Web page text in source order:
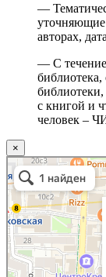
—
уточняющие
авторах,
— С
библиотека,
с книгой и
человек –
×
Москва
Малый Татарский
Яндекс.Карты